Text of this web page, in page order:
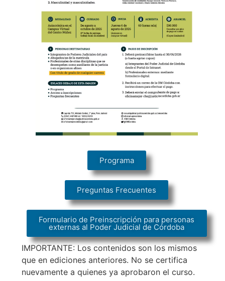
Programa
Preguntas Frecuentes
Formulario de Preinscripción para personas
externas al Poder Judicial de Córdoba
IMPORTANTE: Los contenidos son los mismos
que en ediciones anteriores. No se certifica
nuevamente a quienes ya aprobaron el curso.